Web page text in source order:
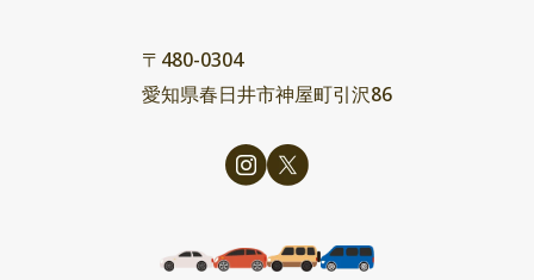
〒480-0304
愛知県春日井市神屋町引沢86